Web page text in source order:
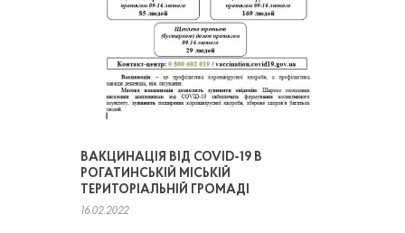
ВАКЦИНАЦІЯ ВІД COVID-19 В
РОГАТИНСЬКІЙ МІСЬКІЙ
ТЕРИТОРІАЛЬНІЙ ГРОМАДІ
16.02.2022